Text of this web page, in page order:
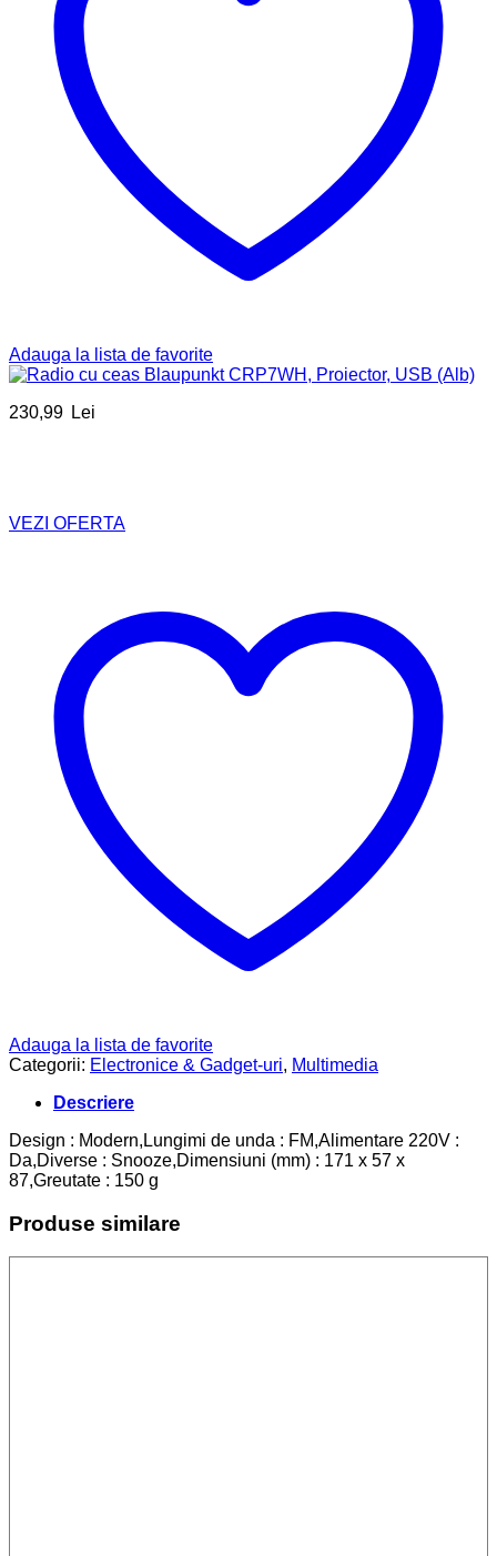
Adauga la lista de favorite
230,99 Lei
VEZI OFERTA
Adauga la lista de favorite
Categorii: Electronice & Gadget-uri, Multimedia
Descriere
Design : Modern,Lungimi de unda : FM,Alimentare 220V :
Da,Diverse : Snooze,Dimensiuni (mm) : 171 x 57 x
87,Greutate : 150 g
Produse similare